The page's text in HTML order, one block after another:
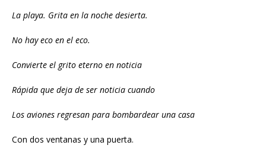
La playa. Grita en la noche desierta.
No hay eco en el eco.
Convierte el grito eterno en noticia
Rápida que deja de ser noticia cuando
Los aviones regresan para bombardear una casa
Con dos ventanas y una puerta.